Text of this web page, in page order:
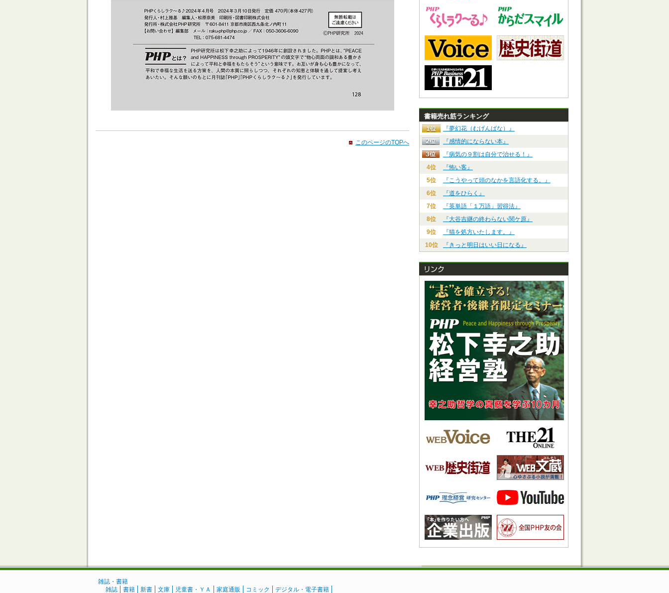
このページのTOPへ
書籍売れ筋ランキング
『夢幻花（むげんばな）』
『感情的にならない本』
『病気の９割は自分で治せる！』
4位
『怖い客』
5位
『こうやって頭のなかを言語化する。』
6位
『道をひらく』
7位
『英単語「１万語」習得法』
8位
『大谷吉継の終わらない関ケ原』
9位
『猫を処方いたします。』
10位
『きっと明日はいい日になる』
雑誌・書籍
雑誌
書籍 新書 文庫 児童書・ＹＡ 家庭通販 コミック デジタル・電子書籍